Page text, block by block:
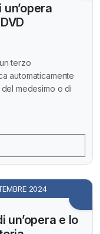
terzo
automaticamente
medesimo o di
2024
e lo